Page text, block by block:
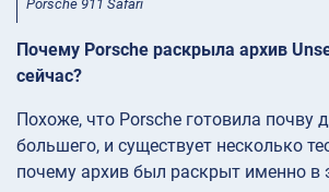
Porsche 911 Safari
Почему Porsche раскрыла архив
сейчас?
Похоже, что Porsche готовила почву
большего, и существует несколько
почему архив был раскрыт именно в